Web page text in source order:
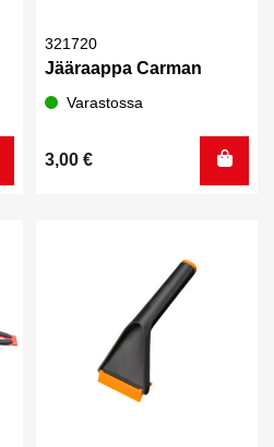
321720
Jääraappa Carman
Varastossa
3,00 €